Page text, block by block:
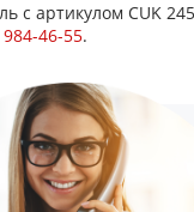
с артикулом CUK
984-46-55.